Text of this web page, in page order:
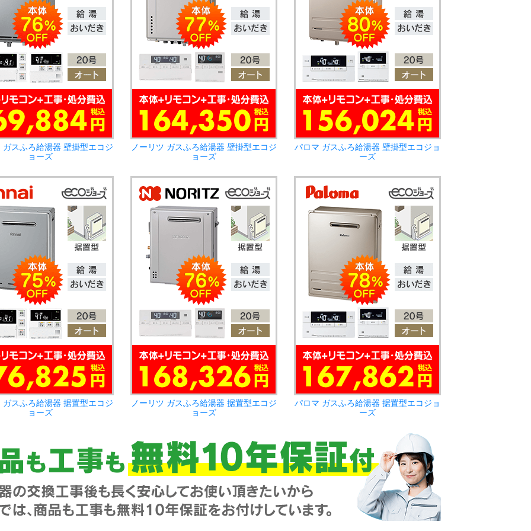
ガスふろ給湯器 壁掛型エコジ
ョーズ
ノーリツ ガスふろ給湯器 壁掛型エコジ
ョーズ
パロマ ガスふろ給湯器 壁掛型エコジョ
ーズ
ガスふろ給湯器 据置型エコジ
ョーズ
ノーリツ ガスふろ給湯器 据置型エコジ
ョーズ
パロマ ガスふろ給湯器 据置型エコジョ
ーズ